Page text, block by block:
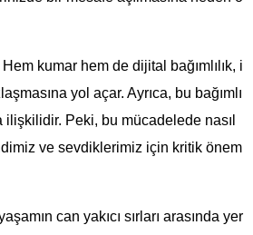
kumar hem de dijital bağımlılık, i
yol açar. Ayrıca, bu bağımlı
Peki, bu mücadelede nasıl
ve sevdiklerimiz için kritik önem
can yakıcı sırları arasında yer